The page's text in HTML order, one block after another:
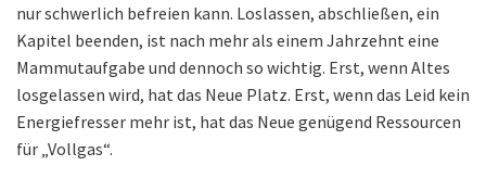
nur schwerlich befreien kann. Loslassen, abschließen, ein
Kapitel beenden, ist nach mehr als einem Jahrzehnt eine
Mammutaufgabe und dennoch so wichtig. Erst, wenn Altes
losgelassen wird, hat das Neue Platz. Erst, wenn das Leid kein
Energiefresser mehr ist, hat das Neue genügend Ressourcen
für „Vollgas“.